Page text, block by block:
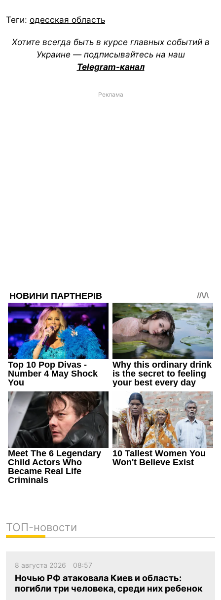
Теги: одесская область
Хотите всегда быть в курсе главных событий в
Украине — подписывайтесь на наш
Telegram-канал
Реклама
ТОП-новости
8 августа 2026 08:57
Ночью РФ атаковала Киев и область:
погибли три человека, среди них ребенок